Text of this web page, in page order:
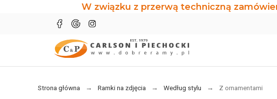
W związku z przerwą techniczną
Strona główna Ramki na zdjęcia Według stylu Z ornamentami